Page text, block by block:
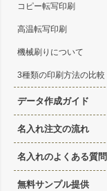
コピー転写印刷
高温転写印刷
機械刷りについて
3種類の印刷方法の比較
データ作成ガイド
名入れ注文の流れ
名入れのよくある質問
無料サンプル提供